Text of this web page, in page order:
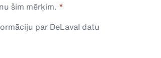
šim mērķim.
par DeLaval datu